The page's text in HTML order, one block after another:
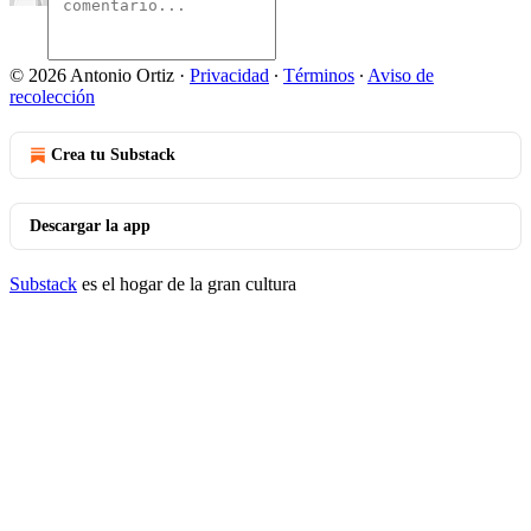
© 2026 Antonio Ortiz · Privacidad ∙ Términos ∙ Aviso de
recolección
Crea tu Substack
Descargar la app
Substack es el hogar de la gran cultura